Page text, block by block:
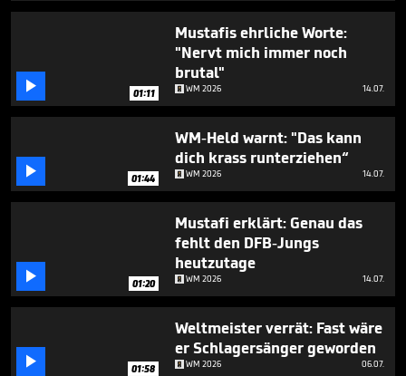
1
 01:11
Mustafis ehrliche Worte:
"Nervt mich immer noch
brutal"
WM 2026 14.07.
 01:44
WM-Held warnt: "Das kann
dich krass runterziehen“
WM 2026 14.07.
 01:20
Mustafi erklärt: Genau das
fehlt den DFB-Jungs
heutzutage
WM 2026 14.07.
 01:58
Weltmeister verrät: Fast wäre
er Schlagersänger geworden
WM 2026 06.07.